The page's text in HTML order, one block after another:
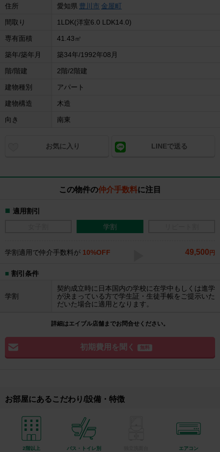
住所 愛知県 豊川市 金屋町
間取り 1LDK(洋室6.0 LDK14.0)
専有面積 41.43㎡
築年/築年月 築34年/1992年08月
階/階建 2階/2階建
建物種別 アパート
建物構造 木造
向き 南東
お気に入り LINEで送る
この物件の仲介手数料に注目
適用割引
学割
学割適用で仲介手数料が 10%OFF 49,500 円
割引条件
学割
契約成立時に日本国内の学校に在学中もしくは進学
が決まっている方で学生証・生徒手帳をご提示いた
だいた場合に適用となります。
詳細はエイブル店舗までお問合せください。
初期費用を聞く 無料
お部屋にあるこだわり/設備・特徴
2階以上 バス・トイレ別 エアコン